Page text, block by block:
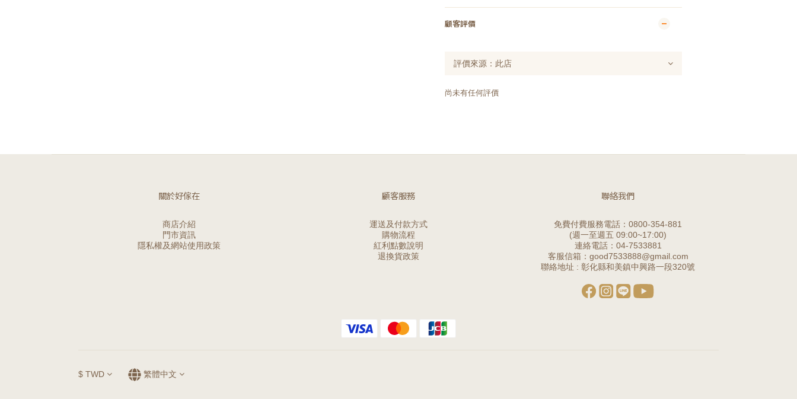
顧客評價
尚未有任何評價
關於好傢在
商店介紹
門市資訊
隱私權及網站使用政策
顧客服務
運送及付款方式
購物流程
紅利點數說明
退換貨政策
聯絡我們
免費付費服務電話：0800-354-881
(週一至週五 09:00~17:00)
連絡電話：04-7533881
客服信箱：good7533888@gmail.com
聯絡地址 : 彰化縣和美鎮中興路一段320號
$ TWD 繁體中文